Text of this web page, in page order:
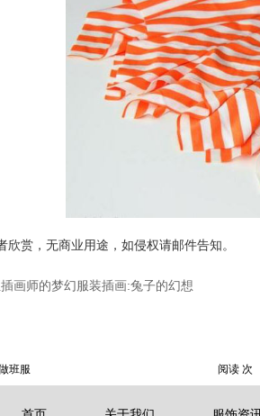
欣赏，无商业用途，如侵权请邮件告知。
画师的梦幻服装插画:兔子的幻想
班服 阅读 次